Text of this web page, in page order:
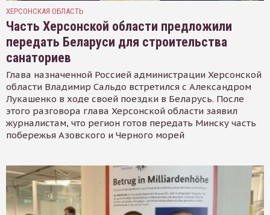
ХЕРСОНСКАЯ ОБЛАСТЬ
Часть Херсонской области предложили
передать Беларуси для строительства
санаториев
Глава назначенной Россией администрации Херсонской
области Владимир Сальдо встретился с Александром
Лукашенко в ходе своей поездки в Беларусь. После
этого разговора глава Херсонской области заявил
журналистам, что регион готов передать Минску часть
побережья Азовского и Черного морей